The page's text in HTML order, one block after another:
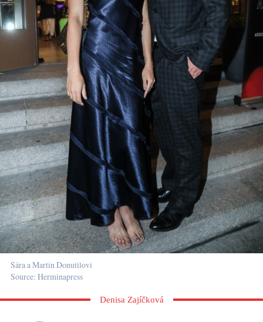
Sára a Martin Donutilovi
Source: Herminapress
Denisa Zajíčková